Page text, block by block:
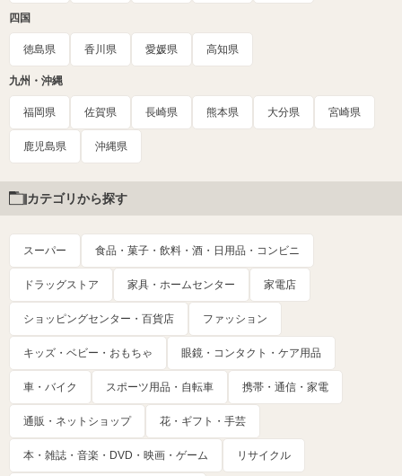
四国
徳島県 香川県 愛媛県 高知県
九州・沖縄
福岡県 佐賀県 長崎県 熊本県 大分県 宮崎県
鹿児島県 沖縄県
カテゴリから探す
スーパー 食品・菓子・飲料・酒・日用品・コンビニ
ドラッグストア 家具・ホームセンター 家電店
ショッピングセンター・百貨店 ファッション
キッズ・ベビー・おもちゃ 眼鏡・コンタクト・ケア用品
車・バイク スポーツ用品・自転車 携帯・通信・家電
通販・ネットショップ 花・ギフト・手芸
本・雑誌・音楽・DVD・映画・ゲーム リサイクル